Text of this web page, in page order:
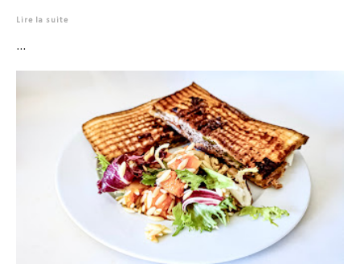
Lire la suite
...